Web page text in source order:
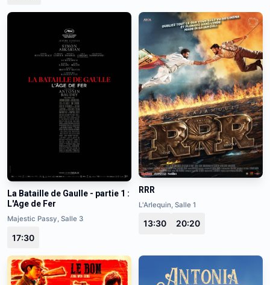
La Bataille de Gaulle - partie 1 :
L'Age de Fer
Majestic Passy, Salle 3
17:30
RRR
L'Arlequin, Salle 1
13:30 20:20